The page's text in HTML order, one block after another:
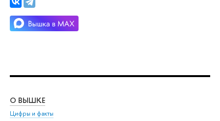
О ВЫШКЕ
Цифры и факты